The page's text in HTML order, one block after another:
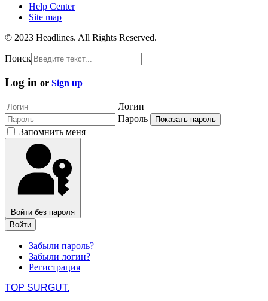
Help Center
Site map
© 2023 Headlines. All Rights Reserved.
Поиск
Log in or Sign up
Логин
Пароль
Показать пароль
Запомнить меня
Войти без пароля
Войти
Забыли пароль?
Забыли логин?
Регистрация
TOP SURGUT.